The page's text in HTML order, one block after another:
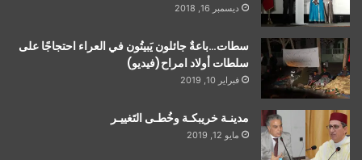
ديسمبر 16, 2018
سطات…باعةٌ جائلون يَبيتُون في العراء احتجاجًا على
سلطات أولاد امراح(فيديو)
فبراير 10, 2019
مدينـة خريبكـة وخُطـى التَغييـر
مايو 12, 2019